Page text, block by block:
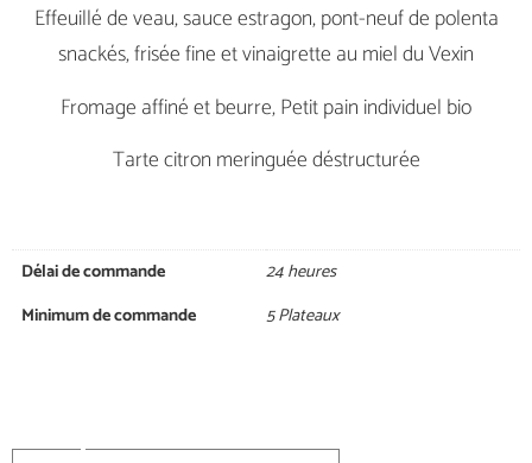
Effeuillé de veau, sauce estragon, pont-neuf de polenta
snackés, frisée fine et vinaigrette au miel du Vexin
Fromage affiné et beurre, Petit pain individuel bio
Tarte citron meringuée déstructurée
Délai de commande
24 heures
Minimum de commande
5 Plateaux